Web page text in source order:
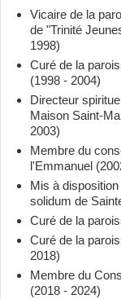
Vicaire de la
de "Trinité
1998)
Curé de la
(1998 - 2004)
Directeur
Maison Saint-
2003)
Membre du
l'Emmanuel
Mis à
solidum de
Curé de la
Curé de la
2018)
Membre du
(2018 - 2024)